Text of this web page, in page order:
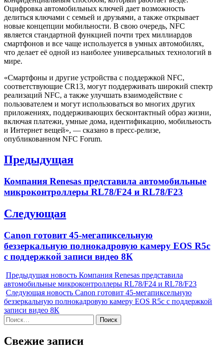
Оцифровка автомобильных ключей дает возможность
делиться ключами с семьей и друзьями, а также открывает
новые концепции мобильности. В свою очередь, NFC
является стандартной функцией почти трех миллиардов
смартфонов и все чаще используется в умных автомобилях,
что делает её одной из наиболее универсальных технологий в
мире.
«Смартфоны и другие устройства с поддержкой NFC,
соответствующие CR13, могут поддерживать широкий спектр
реализаций NFC, а также улучшать взаимодействие с
пользователем и могут использоваться во многих других
приложениях, поддерживающих бесконтактный образ жизни,
включая платежи, умные дома, идентификацию, мобильность
и Интернет вещей», — сказано в пресс-релизе,
опубликованном NFC Forum.
Навигация
записям
Предыдущая
Previous
Компания Renesas представила автомобильные
микроконтроллеры RL78/F24 и RL78/F23
Следующая
Next
post:
Canon готовит 45-мегапиксельную
беззеркальную полнокадровую камеру EOS R5c
с поддержкой записи видео 8К
Предыдущая новость Компания Renesas представила
автомобильные микроконтроллеры RL78/F24 и RL78/F23
Следующая новость Canon готовит 45-мегапиксельную
беззеркальную полнокадровую камеру EOS R5c с поддержкой
записи видео 8К
Найти:
Свежие записи